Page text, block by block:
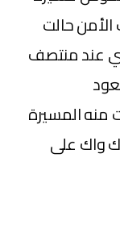
حالت
عند منتصف
منه المسيرة
واك على